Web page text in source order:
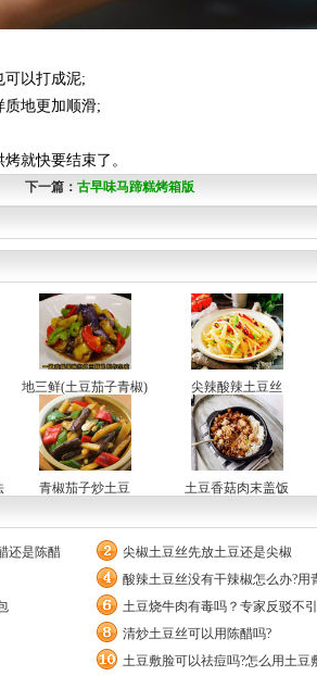
可以打成泥;
质地更加顺滑;
就快要结束了。
下一篇： 古早味马蹄糕烤箱版
地三鲜(土豆茄子青椒) 尖辣酸辣土豆丝
青椒茄子炒土豆 土豆香菇肉末盖饭
还是陈醋
尖椒土豆丝先放土豆还是尖椒
酸辣土豆丝没有干辣椒怎么办?用
土豆烧牛肉有毒吗？专家反驳不
清炒土豆丝可以用陈醋吗?
土豆敷脸可以祛痘吗?怎么用土豆